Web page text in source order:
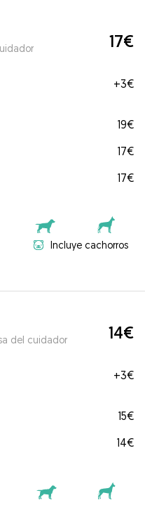
17€
+3€
19€
17€
17€
Incluye cachorros
del cuidador 14€
+3€
15€
14€